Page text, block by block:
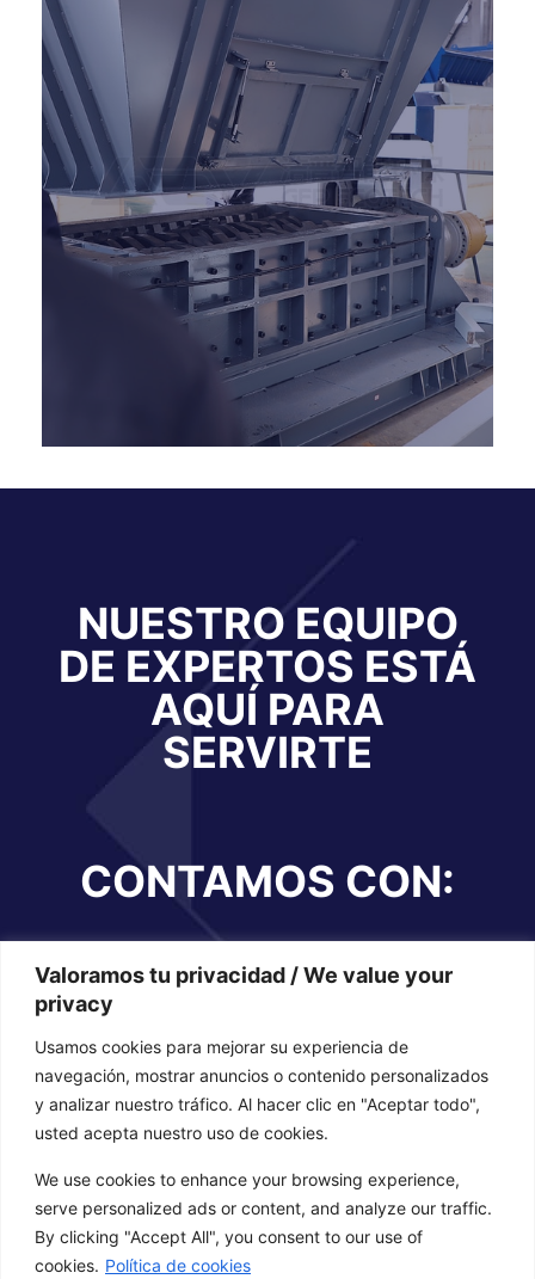
Valoramos tu privacidad / We value your
privacy
Usamos cookies para mejorar su experiencia de
navegación, mostrar anuncios o contenido personalizados
y analizar nuestro tráfico. Al hacer clic en "Aceptar todo",
usted acepta nuestro uso de cookies.
We use cookies to enhance your browsing experience,
serve personalized ads or content, and analyze our traffic.
By clicking "Accept All", you consent to our use of
cookies. Política de cookies
NUESTRO EQUIPO
DE EXPERTOS ESTÁ
AQUÍ PARA
SERVIRTE
CONTAMOS CON: